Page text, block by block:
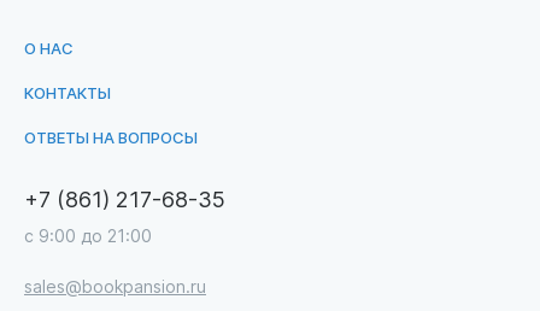
О НАС
КОНТАКТЫ
ОТВЕТЫ НА ВОПРОСЫ
+7 (861) 217-68-35
с 9:00 до 21:00
sales@bookpansion.ru